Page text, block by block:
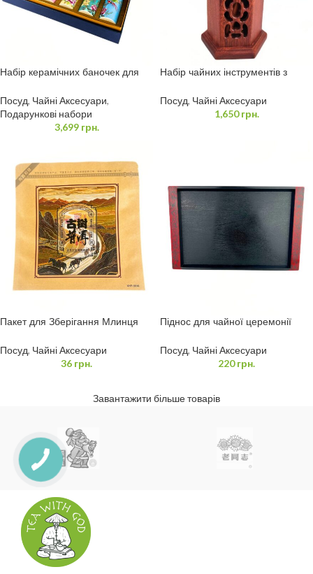
Набір керамічних баночек для
Посуд, Чайні Аксесуари,
Подарункові набори
3,699грн.
Набір чайних інструментів з
Посуд, Чайні Аксесуари
1,650грн.
Пакет для Зберігання Млинця
Посуд, Чайні Аксесуари
36 грн.
Піднос для чайної церемонії
Посуд, Чайні Аксесуари
220грн.
Завантажити більше товарів